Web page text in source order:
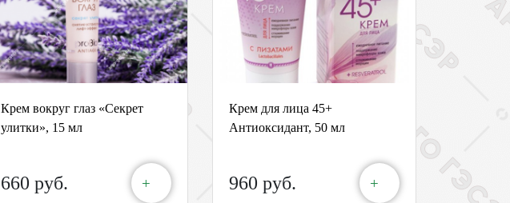
Крем вокруг глаз «Секрет
улитки», 15 мл
660 руб. +
Крем для лица 45+
Антиоксидант, 50 мл
960 руб. +